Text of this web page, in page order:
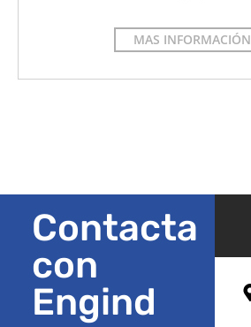
MAS INFORMACIÓN
Contacta
con
Engind